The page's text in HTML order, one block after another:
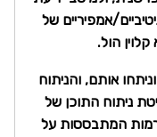
אמפיריים של
הול.
אותם, והניתוח
ניתוח התוכן של
המתבססות על